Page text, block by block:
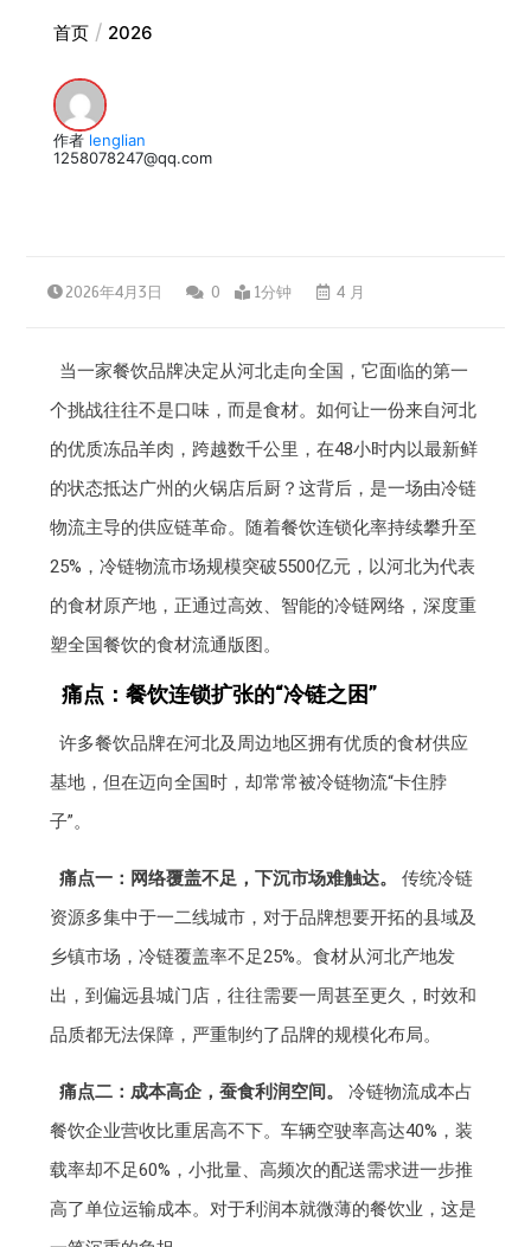
首页 2026
作者 lenglian
1258078247@qq.com
2026年4月3日 0 1分钟 4 月
当一家餐饮品牌决定从河北走向全国，它面临的第一
个挑战往往不是口味，而是食材。如何让一份来自河北
的优质冻品羊肉，跨越数千公里，在48小时内以最新鲜
的状态抵达广州的火锅店后厨？这背后，是一场由冷链
物流主导的供应链革命。随着餐饮连锁化率持续攀升至
25%，冷链物流市场规模突破5500亿元，以河北为代表
的食材原产地，正通过高效、智能的冷链网络，深度重
塑全国餐饮的食材流通版图。
痛点：餐饮连锁扩张的“冷链之困”
许多餐饮品牌在河北及周边地区拥有优质的食材供应
基地，但在迈向全国时，却常常被冷链物流“卡住脖
子”。
痛点一：网络覆盖不足，下沉市场难触达。
传统冷链
资源多集中于一二线城市，对于品牌想要开拓的县域及
乡镇市场，冷链覆盖率不足25%。食材从河北产地发
出，到偏远县城门店，往往需要一周甚至更久，时效和
品质都无法保障，严重制约了品牌的规模化布局。
痛点二：成本高企，蚕食利润空间。
冷链物流成本占
餐饮企业营收比重居高不下。车辆空驶率高达40%，装
载率却不足60%，小批量、高频次的配送需求进一步推
高了单位运输成本。对于利润本就微薄的餐饮业，这是